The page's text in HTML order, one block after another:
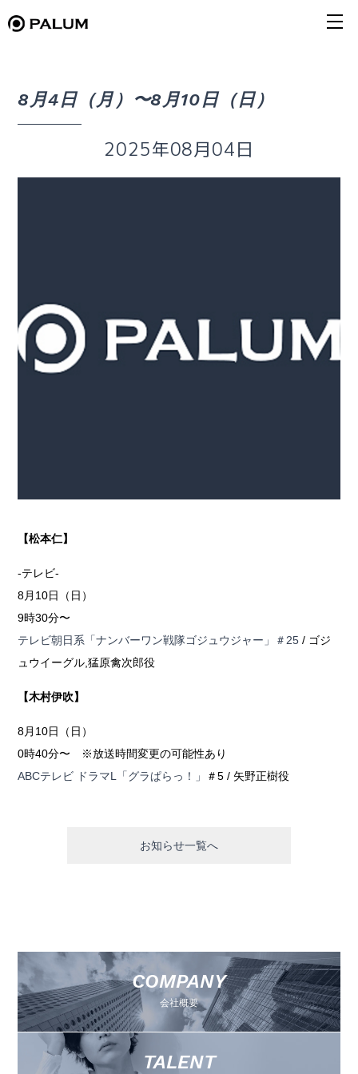
8月4日（月）〜8月10日（日）
2025年08月04日
【松本仁】
-テレビ-
8月10日（日）
9時30分〜
テレビ朝日系「ナンバーワン戦隊ゴジュウジャー」＃25 / ゴジ
ュウイーグル,猛原禽次郎役
【木村伊吹】
8月10日（日）
0時40分〜 ※放送時間変更の可能性あり
ABCテレビ ドラマL「グラぱらっ！」
＃5 / 矢野正樹役
お知らせ一覧へ
COMPANY
会社概要
TALENT